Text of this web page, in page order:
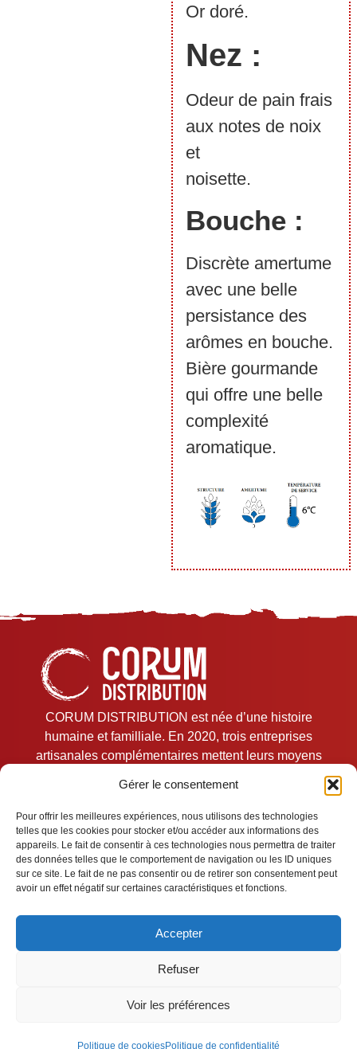
Gérer le consentement
Pour offrir les meilleures expériences, nous utilisons des technologies
telles que les cookies pour stocker et/ou accéder aux informations des
appareils. Le fait de consentir à ces technologies nous permettra de traiter
des données telles que le comportement de navigation ou les ID uniques
sur ce site. Le fait de ne pas consentir ou de retirer son consentement peut
avoir un effet négatif sur certaines caractéristiques et fonctions.
Accepter
Refuser
Voir les préférences
Politique de cookiesPolitique de confidentialité
Or doré.
Nez :
Odeur de pain frais
aux notes de noix
et
noisette.
Bouche :
Discrète amertume
avec une belle
persistance des
arômes en bouche.
Bière gourmande
qui offre une belle
complexité
aromatique.
CORUM DISTRIBUTION est née d’une histoire
humaine et familliale. En 2020, trois entreprises
artisanales complémentaires mettent leurs moyens
Mentions légales
Cookies
DISTRIBUTION 2024